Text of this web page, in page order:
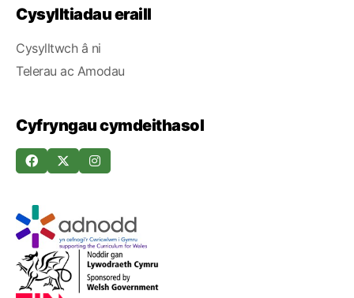
Cysylltiadau eraill
Cysylltwch â ni
Telerau ac Amodau
Cyfryngau cymdeithasol